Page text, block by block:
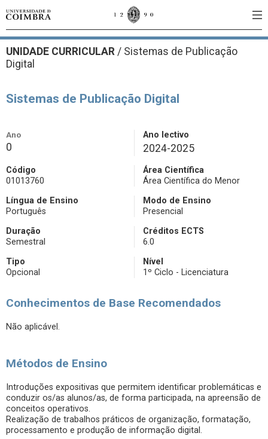
UNIDADE CURRICULAR / Sistemas de Publicação
Digital
Sistemas de Publicação Digital
Ano
0
Ano lectivo
2024-2025
Código
01013760
Área Científica
Área Científica do Menor
Língua de Ensino
Português
Modo de Ensino
Presencial
Duração
Semestral
Créditos ECTS
6.0
Tipo
Opcional
Nível
1º Ciclo - Licenciatura
Conhecimentos de Base Recomendados
Não aplicável.
Métodos de Ensino
Introduções expositivas que permitem identificar problemáticas e
conduzir os/as alunos/as, de forma participada, na apreensão de
conceitos operativos.
Realização de trabalhos práticos de organização, formatação,
processamento e produção de informação digital.